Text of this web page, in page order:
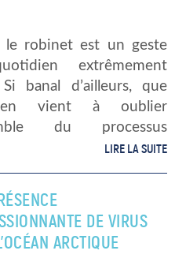
le robinet est un geste
extrêmement
Si banal d’ailleurs, que
en vient à oublier
du processus
pour réaliser cette
on vous emmène
voyage du traitement
Pensez-y, […]
LIRE LA SUITE
DE VIRUS
ARCTIQUE